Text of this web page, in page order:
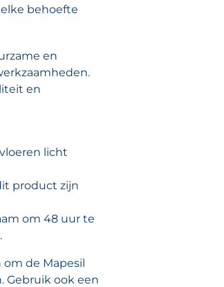
behoefte
en
en
licht
product zijn
om 48 uur te
de Mapesil
Gebruik ook een